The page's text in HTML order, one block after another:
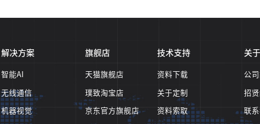
解决方案
智能AI
无线通信
机器视觉
旗舰店
天猫旗舰店
璞致淘宝店
京东官方旗舰店
技术支持
资料下载
关于定制
资料索取
关
公
招
联系